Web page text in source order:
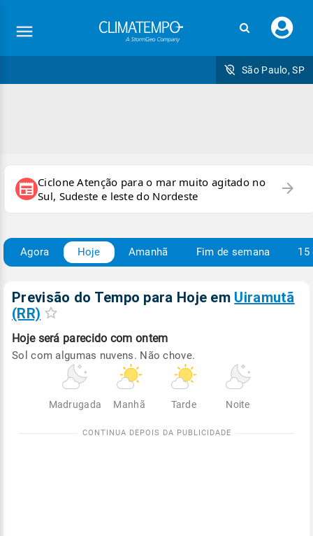
seu
São Paulo, SP
newspaper Ciclone Atenção para o mar muito agitado no
Sul, Sudeste e leste do Nordeste
arrow_forward
Agora Hoje Amanhã Fim de semana 15
Previsão do Tempo para Hoje em Uiramutã
(RR)
Hoje será parecido com ontem
Sol com algumas nuvens. Não chove.
Madrugada Manhã Tarde Noite